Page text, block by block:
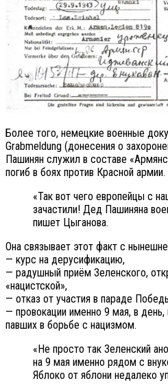
Более того, немецкие военные
Grabmeldung (донесения о
Пашинян служил в составе
погиб в боях против Красной армии.
«Так вот чего европейцы с
зачастили! Дед Пашиняна
пишет Цыганова.
Она связывает этот факт с
— курс на дерусификацию,
— радушный приём Зеленского,
«нацистской»,
— отказ от участия в параде
— провокации именно 9 мая, в день,
павших в борьбе с нацизмом.
«Не просто так Зеленский
на 9 мая именно рядом с
Яблоко от яблони недалеко